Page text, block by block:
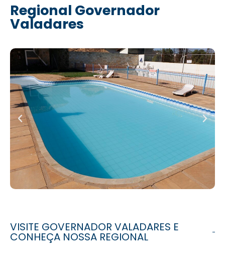
Regional Governador
Valadares
VISITE GOVERNADOR VALADARES E
CONHEÇA NOSSA REGIONAL